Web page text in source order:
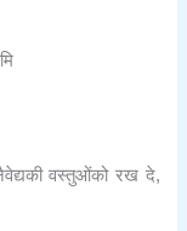
वस्तुओंको रख दे,